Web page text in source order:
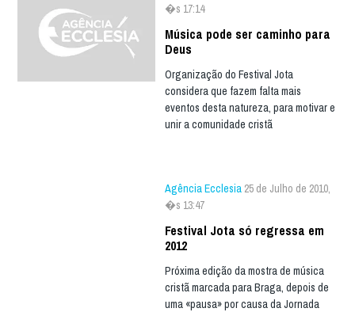
�s 17:14
Música pode ser caminho para
Deus
Organização do Festival Jota
considera que fazem falta mais
eventos desta natureza, para motivar e
unir a comunidade cristã
Agência Ecclesia 25 de Julho de 2010,
�s 13:47
Festival Jota só regressa em
2012
Próxima edição da mostra de música
cristã marcada para Braga, depois de
uma «pausa» por causa da Jornada